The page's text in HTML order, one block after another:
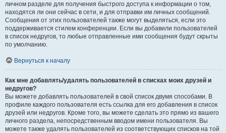
личном разделе для получения быстрого доступа к информации о том,
находятся ли они сейчас в сети, и для отправки им личных сообщений.
Сообщения от этих пользователей также могут выделяться, если это
поддерживается стилем конференции. Если вы добавили пользователей
в список недругов, то любые отправленные ими сообщения будут скрыты
по умолчанию.
Вернуться к началу
Как мне добавлять/удалять пользователей в списках моих друзей и
недругов?
Вы можете добавлять пользователей в свой список двумя способами. В
профиле каждого пользователя есть ссылка для его добавления в список
друзей или недругов. Кроме того, вы можете сделать это прямо из вашего
личного раздела, непосредственным вводом имени пользователя. Вы
можете также удалять пользователей из соответствующих списков на той